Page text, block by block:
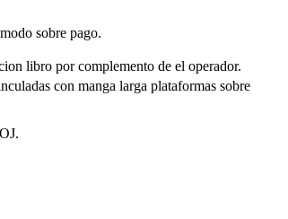
sobre pago.
libro por complemento de el operador.
con manga larga plataformas sobre